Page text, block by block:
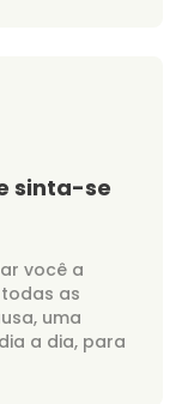
sinta-se
você a
as
uma
a dia, para